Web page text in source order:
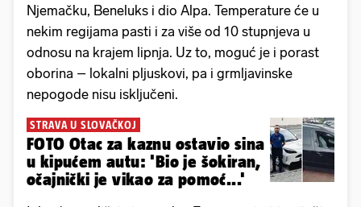
Njemačku, Beneluks i dio Alpa. Temperature će u
nekim regijama pasti i za više od 10 stupnjeva u
odnosu na krajem lipnja. Uz to, moguć je i porast
oborina – lokalni pljuskovi, pa i grmljavinske
nepogode nisu isključeni.
STRAVA U SLOVAČKOJ
FOTO Otac za kaznu ostavio sina
u kipućem autu: 'Bio je šokiran,
očajnički je vikao za pomoć...'